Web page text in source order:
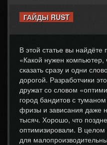
ГАЙДЫ RUST
В этой статье вы
«Какой нужен компьютер,
сказать сразу и одни
дорогой. Разработчики
дружат со словом
город бандитов с
фризы и зависания даже
тысяч. Хорошо, что
оптимизировали. В
для